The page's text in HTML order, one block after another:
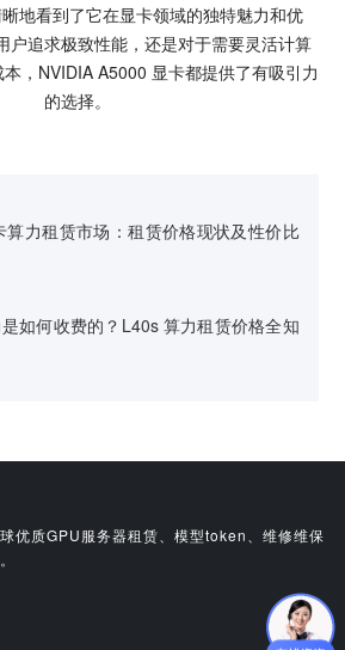
地看到了它在显卡领域的独特魅力和优
户追求极致性能，还是对于需要灵活计算
，NVIDIA A5000 显卡都提供了有吸引力
的选择。
力租赁市场：租赁价格现状及性价比
如何收费的？L40s 算力租赁价格全知
优质GPU服务器租赁、模型token、维修维保